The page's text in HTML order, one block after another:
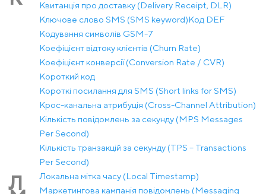
Квитанція про доставку (Delivery Receipt, DLR)
Ключове слово SMS (SMS keyword)Код DEF
Кодування символів GSM-7
Коефіцієнт відтоку клієнтів (Churn Rate)
Коефіцієнт конверсії (Conversion Rate / CVR)
Короткий код
Короткі посилання для SMS (Short links for SMS)
Крос-канальна атрибуція (Cross-Channel Attribution)
Кількість повідомлень за секунду (MPS Messages
Per Second)
Кількість транзакцій за секунду (TPS – Transactions
Per Second)
Л Локальна мітка часу (Local Timestamp)
Маркетингова кампанія повідомлень (Messaging